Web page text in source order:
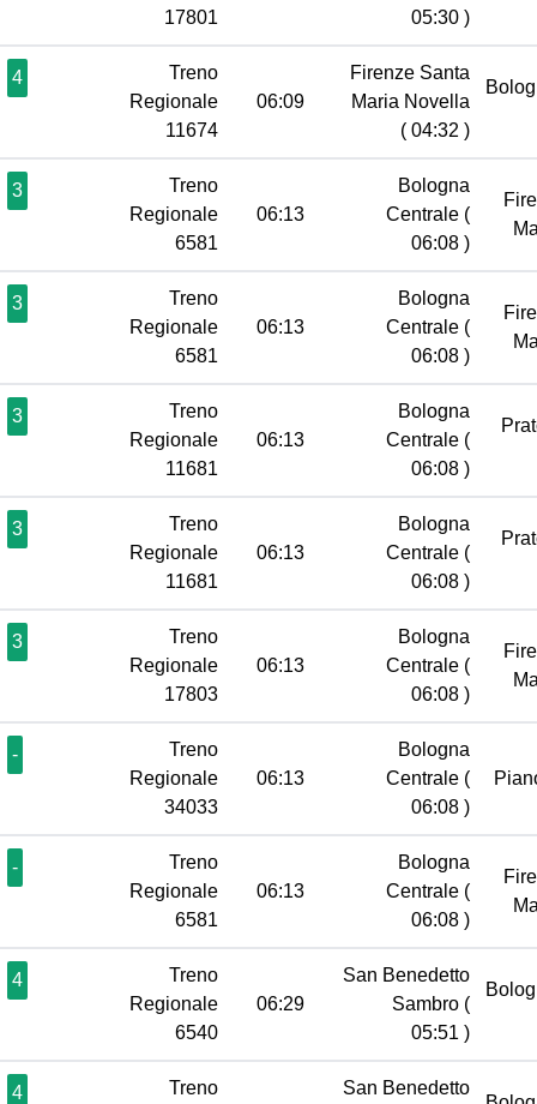
17801
05:30 )
4
Treno
Regionale
11674
06:09
Firenze Santa
Maria Novella
( 04:32 )
3
Treno
Regionale
6581
06:13
Bologna
Centrale (
06:08 )
3
Treno
Regionale
6581
06:13
Bologna
Centrale (
06:08 )
3
Treno
Regionale
11681
06:13
Bologna
Centrale (
06:08 )
3
Treno
Regionale
11681
06:13
Bologna
Centrale (
06:08 )
3
Treno
Regionale
17803
06:13
Bologna
Centrale (
06:08 )
-
Treno
Regionale
34033
06:13
Bologna
Centrale (
06:08 )
-
Treno
Regionale
6581
06:13
Bologna
Centrale (
06:08 )
4
Treno
Regionale
6540
06:29
San Benedetto
Sambro (
05:51 )
4
Treno
San Benedetto